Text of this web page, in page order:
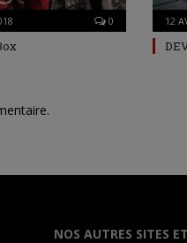
0 12
NOS AUTRES SITES